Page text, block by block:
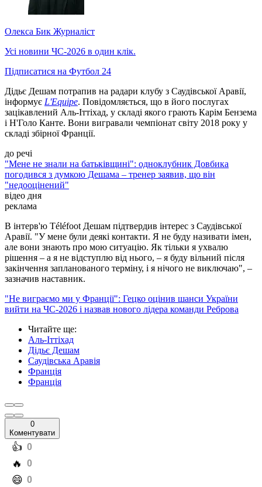
Олекса Бик Журналіст
Усі новини ЧС-2026 в один клік.
Підписатися на Футбол 24
Дідьє Дешам потрапив на радари клубу з Саудівської Аравії,
інформує L'Equipe. Повідомляється, що в його послугах
зацікавлений Аль-Іттіхад, у складі якого грають Карім Бензема
і Н'Голо Канте. Вони вигравали чемпіонат світу 2018 року у
складі збірної Франції.
до речі
"Мене не знали на батьківщині": одноклубник Довбика
погодився з думкою Дешама – тренер заявив, що він
"недооцінений"
відео дня
реклама
В інтерв'ю Téléfoot Дешам підтвердив інтерес з Саудівської
Аравії. "У мене були деякі контакти. Я не буду називати імен,
але вони знають про мою ситуацію. Як тільки я ухвалю
рішення – а я не відступлю від нього, – я буду вільний після
закінчення запланованого терміну, і я нічого не виключаю", –
зазначив наставник.
"Не виграємо ми у Франції": Гецко оцінив шанси України
вийти на ЧС-2026 і назвав нового лідера команди Реброва
Читайте ще:
Аль-Іттіхад
Дідьє Дешам
Саудівська Аравія
Франція
Франція
0
Коментувати
️👍 0
️🔥 0
️😄 0